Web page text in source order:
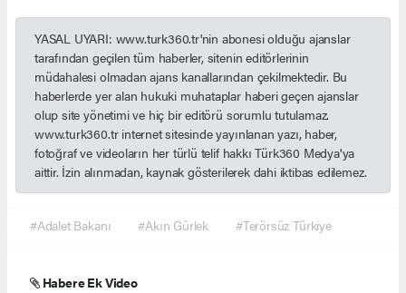
YASAL UYARI: www.turk360.tr'nin abonesi olduğu ajanslar
tarafından geçilen tüm haberler, sitenin editörlerinin
müdahalesi olmadan ajans kanallarından çekilmektedir. Bu
haberlerde yer alan hukuki muhataplar haberi geçen ajanslar
olup site yönetimi ve hiç bir editörü sorumlu tutulamaz.
www.turk360.tr internet sitesinde yayınlanan yazı, haber,
fotoğraf ve videoların her türlü telif hakkı Türk360 Medya'ya
aittir. İzin alınmadan, kaynak gösterilerek dahi iktibas edilemez.
#Adalet Bakanı #Akın Gürlek #Terörsüz Türkiye
Habere Ek Video